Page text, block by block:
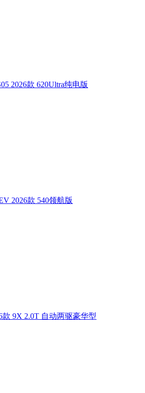
2026款 620Ultra纯电版
2026款 540领航版
款 9X 2.0T 自动两驱豪华型